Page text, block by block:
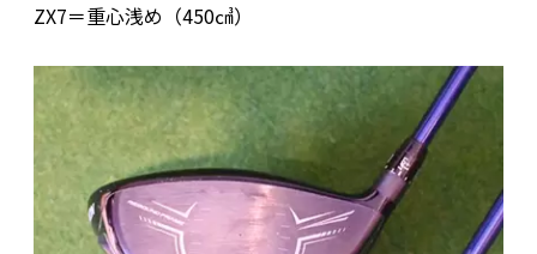
ZX7＝重心浅め（450㎤）